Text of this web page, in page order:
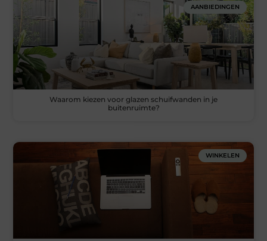
AANBIEDINGEN
Waarom kiezen voor glazen schuifwanden in je
buitenruimte?
WINKELEN